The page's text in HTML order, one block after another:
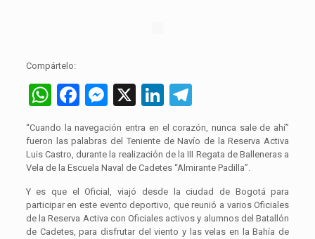
Compártelo:
WhatsApp
Facebook
Messenger
X LinkedIn
“Cuando la navegación entra en el corazón, nunca sale de ahí”
fueron las palabras del Teniente de Navío de la Reserva Activa
Luis Castro, durante la realización de la III Regata de Balleneras a
Vela de la Escuela Naval de Cadetes “Almirante Padilla”.
Y es que el Oficial, viajó desde la ciudad de Bogotá para
participar en este evento deportivo, que reunió a varios Oficiales
de la Reserva Activa con Oficiales activos y alumnos del Batallón
de Cadetes, para disfrutar del viento y las velas en la Bahía de